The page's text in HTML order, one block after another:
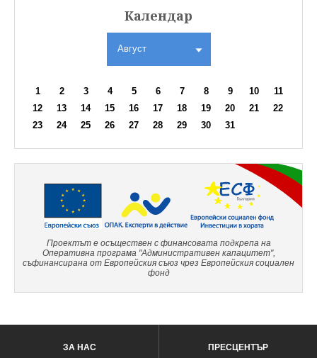
Календар
Август
1 2 3 4 5 6 7 8 9 10
11
12
13 14 15 16 17 18 19 20 21
22
23
24 25 26 27 28 29 30 31
Проектът е осъществен с финансовата подкрепа на
Оперативна програма "Административен капацитет",
съфинансирана от Европейския съюз чрез Европейския социален
фонд
ЗА НАС ПРЕСЦЕНТЪР